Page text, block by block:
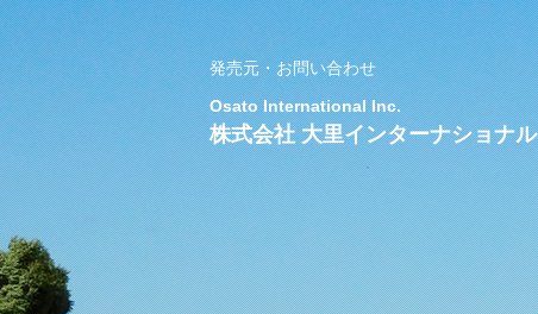
発売元・お問い合わせ
Osato International Inc.
株式会社 大里インターナショナル